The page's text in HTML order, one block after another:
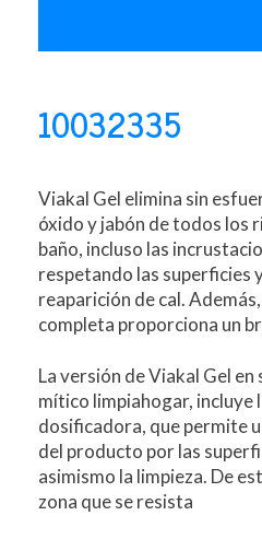
10032335
Viakal Gel elimina sin
óxido y jabón de todos los
baño, incluso las
respetando las superficies
reaparición de cal.
completa proporciona un
La versión de Viakal Gel en
mítico limpiahogar, incluye
dosificadora, que permite
del producto por las
asimismo la limpieza. De
zona que se resista